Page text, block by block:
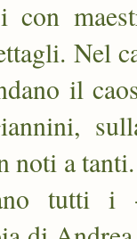
con
Nel
il
noti a